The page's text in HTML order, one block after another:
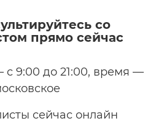
со
прямо сейчас
с 9:00 до 21:00, время —
сейчас онлайн